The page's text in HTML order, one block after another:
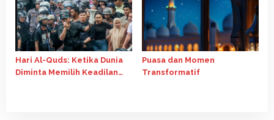
Hari Al-Quds: Ketika Dunia
Diminta Memilih Keadilan
Puasa dan Momen
Transformatif